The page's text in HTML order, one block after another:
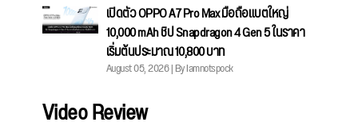
เปิดตัว OPPO A7 Pro Max มือถือแบตใหญ่
10,000 mAh ชิป Snapdragon 4 Gen 5 ในราคา
เริ่มต้นประมาณ 10,800 บาท
August 05, 2026 | By Iamnotspock
Video Review